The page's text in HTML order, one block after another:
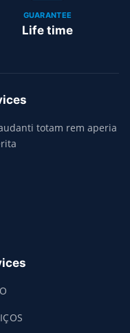
GUARANTEE
Life time
totam rem aperia